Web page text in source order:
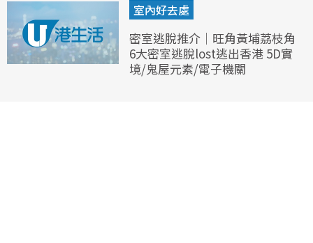
室內好去處
密室逃脫推介｜旺角黃埔荔枝角
6大密室逃脫lost逃出香港 5D實
境/鬼屋元素/電子機關